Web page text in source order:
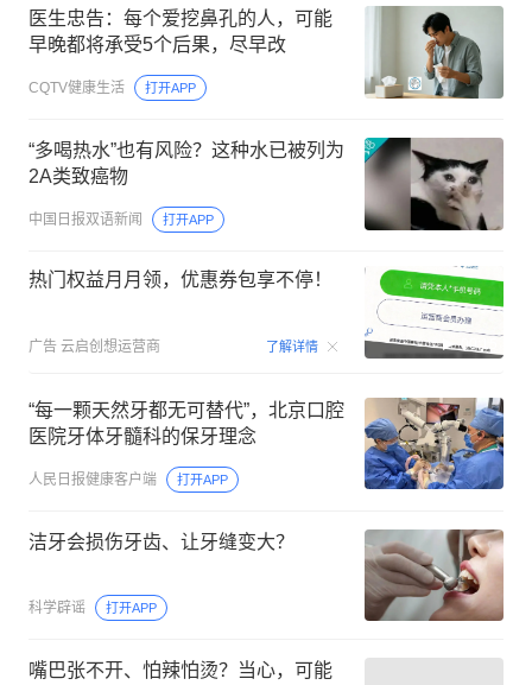
医生忠告：每个爱挖鼻孔的人，可能
早晚都将承受5个后果，尽早改
CQTV健康生活 打开APP
“多喝热水”也有风险？这种水已被列为
2A类致癌物
中国日报双语新闻 打开APP
热门权益月月领，优惠券包享不停！
广告 云启创想运营商 了解详情 00:15
“每一颗天然牙都无可替代”，北京口腔
医院牙体牙髓科的保牙理念
人民日报健康客户端 打开APP
洁牙会损伤牙齿、让牙缝变大？
科学辟谣 打开APP
嘴巴张不开、怕辣怕烫？当心，可能